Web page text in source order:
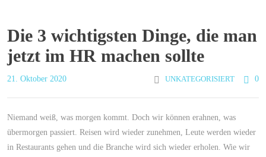
Die 3 wichtigsten Dinge, die man
jetzt im HR machen sollte
21. Oktober 2020 UNKATEGORISIERT 0
Niemand weiß, was morgen kommt. Doch wir können erahnen, was
übermorgen passiert. Reisen wird wieder zunehmen, Leute werden wieder
in Restaurants gehen und die Branche wird sich wieder erholen. Wie wir